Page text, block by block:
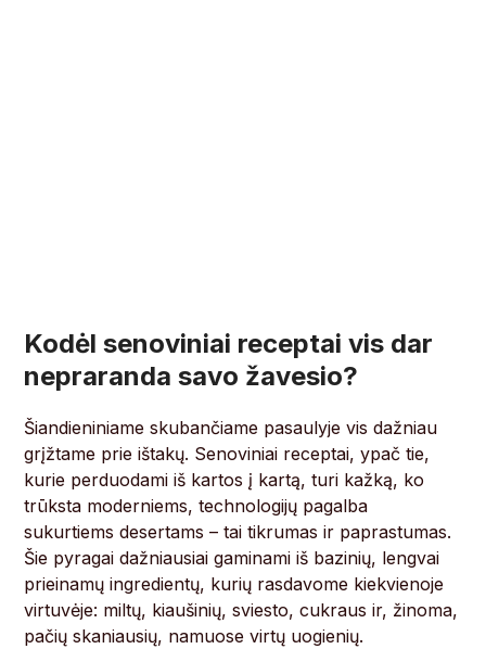
Kodėl senoviniai receptai vis dar
nepraranda savo žavesio?
Šiandieniniame skubančiame pasaulyje vis dažniau
grįžtame prie ištakų. Senoviniai receptai, ypač tie,
kurie perduodami iš kartos į kartą, turi kažką, ko
trūksta moderniems, technologijų pagalba
sukurtiems desertams – tai tikrumas ir paprastumas.
Šie pyragai dažniausiai gaminami iš bazinių, lengvai
prieinamų ingredientų, kurių rasdavome kiekvienoje
virtuvėje: miltų, kiaušinių, sviesto, cukraus ir, žinoma,
pačių skaniausių, namuose virtų uogienių.